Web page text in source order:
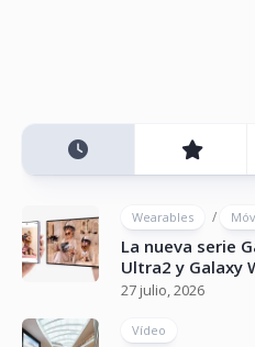
Wearables /
La nueva serie
Ultra2 y Galaxy
27 julio, 2026
Vídeo